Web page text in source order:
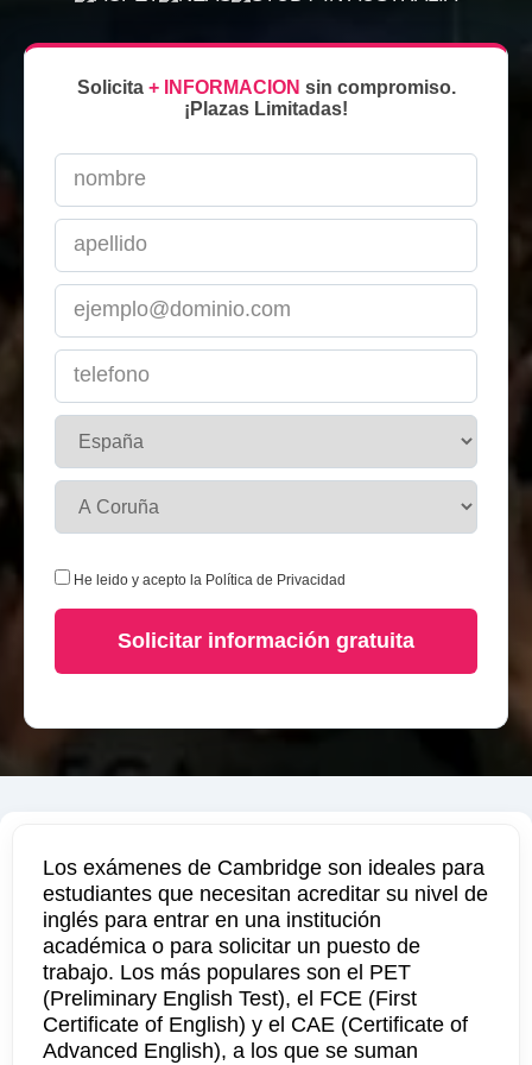
Solicita + INFORMACION sin compromiso.
¡Plazas Limitadas!
He leido y acepto la Política de Privacidad
Solicitar información gratuita
Los exámenes de Cambridge son ideales para
estudiantes que necesitan acreditar su nivel de
inglés para entrar en una institución
académica o para solicitar un puesto de
trabajo. Los más populares son el PET
(Preliminary English Test), el FCE (First
Certificate of English) y el CAE (Certificate of
Advanced English), a los que se suman